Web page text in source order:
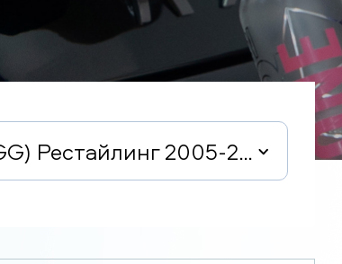
I (GG) Рестайлинг 2005-2008